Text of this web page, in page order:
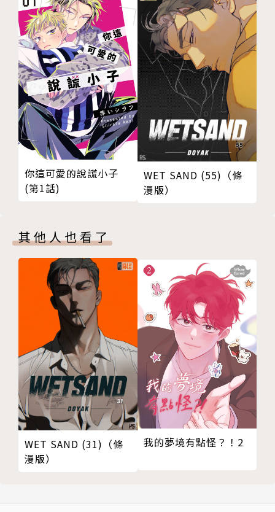
你這可愛的說謊小子
(第1話)
WET SAND (55)（條
漫版）
其他人也看了
WET SAND (31)（條
漫版）
我的夢境有點怪？！2